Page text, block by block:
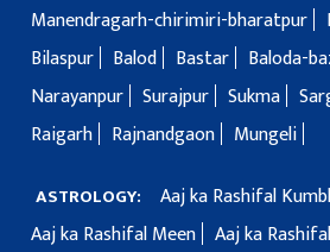
Manendragarh-chirimiri-bharatpur
Bilaspur
Balod Bastar Baloda-
Narayanpur Surajpur Sukma
Raigarh
Rajnandgaon Mungeli
ASTROLOGY:
Aaj ka Rashifal
Aaj ka Rashifal Meen Aaj ka